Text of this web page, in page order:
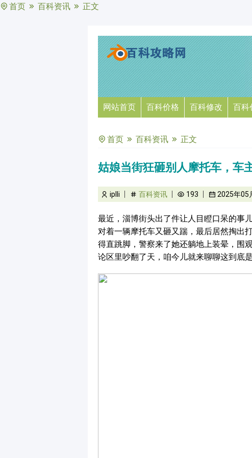
首页 百科资讯 正文
网站首页 百科价格 百科修改 百科
首页 百科资讯 正文
姑娘当街狂砸别人摩托车，车
iplli 百科资讯 193 2025年05
最近，淄博街头出了件让人目瞪口呆的事
对着一辆摩托车又砸又踹，最后居然掏出
得直跳脚，警察来了她还躺地上装晕，围
论区里吵翻了天，咱今儿就来聊聊这到底是